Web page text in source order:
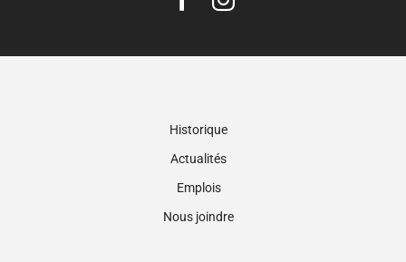
Historique
Actualités
Emplois
Nous joindre